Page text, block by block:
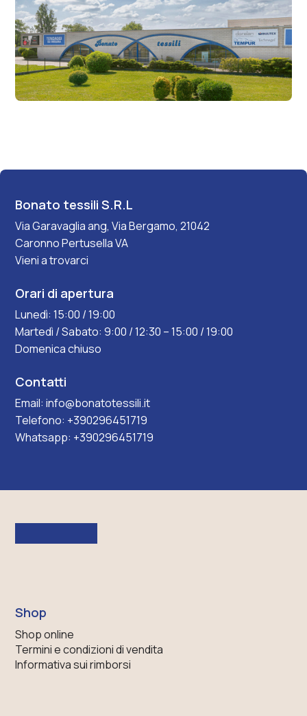
Bonato tessili S.R.L
Via Garavaglia ang, Via Bergamo, 21042
Caronno Pertusella VA
Vieni a trovarci
Orari di apertura
Lunedì: 15:00 / 19:00
Martedì / Sabato: 9:00 / 12:30 – 15:00 / 19:00
Domenica chiuso
Contatti
Email:info@bonatotessili.it
Telefono: +390296451719
Whatsapp: +390296451719
Shop
Shop online
Termini e condizioni di vendita
Informativa sui rimborsi